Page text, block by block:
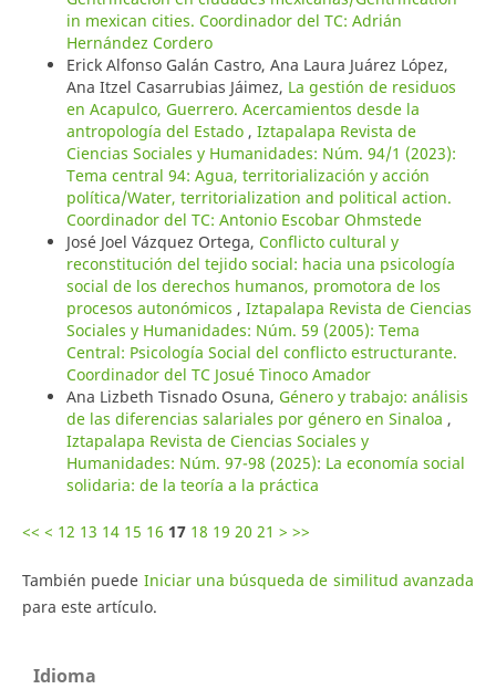
in mexican cities. Coordinador del TC: Adrián
Hernández Cordero
Erick Alfonso Galán Castro, Ana Laura Juárez López,
Ana Itzel Casarrubias Jáimez, La gestión de residuos
en Acapulco, Guerrero. Acercamientos desde la
antropología del Estado , Iztapalapa Revista de
Ciencias Sociales y Humanidades: Núm. 94/1 (2023):
Tema central 94: Agua, territorialización y acción
política/Water, territorialization and political action.
Coordinador del TC: Antonio Escobar Ohmstede
José Joel Vázquez Ortega, Conflicto cultural y
reconstitución del tejido social: hacia una psicología
social de los derechos humanos, promotora de los
procesos autonómicos , Iztapalapa Revista de Ciencias
Sociales y Humanidades: Núm. 59 (2005): Tema
Central: Psicología Social del conflicto estructurante.
Coordinador del TC Josué Tinoco Amador
Ana Lizbeth Tisnado Osuna, Género y trabajo: análisis
de las diferencias salariales por género en Sinaloa ,
Iztapalapa Revista de Ciencias Sociales y
Humanidades: Núm. 97-98 (2025): La economía social
solidaria: de la teoría a la práctica
<< < 12 13 14 15 16 17 18 19 20 21 > >>
También puede Iniciar una búsqueda de similitud avanzada
para este artículo.
Idioma